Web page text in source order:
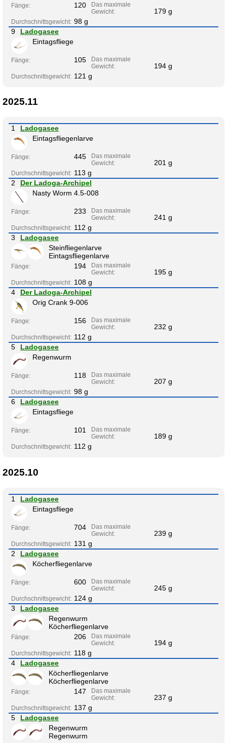
Fänge: 120
Das maximale
Gewicht:
179 g
Durchschnittsgewicht: 98 g
9
Ladogasee
Eintagsfliege
Fänge: 105
Das maximale
Gewicht:
194 g
Durchschnittsgewicht: 121 g
2025.11
1
Ladogasee
Eintagsfliegenlarve
Fänge: 445
Das maximale
Gewicht:
201 g
Durchschnittsgewicht: 113 g
2
Der Ladoga-Archipel
Nasty Worm 4.5-008
Fänge: 233
Das maximale
Gewicht:
241 g
Durchschnittsgewicht: 112 g
3
Ladogasee
Steinfliegenlarve
Eintagsfliegenlarve
Fänge: 194
Das maximale
Gewicht:
195 g
Durchschnittsgewicht: 108 g
4
Der Ladoga-Archipel
Orig Crank 9-006
Fänge: 156
Das maximale
Gewicht:
232 g
Durchschnittsgewicht: 112 g
5
Ladogasee
Regenwurm
Fänge: 118
Das maximale
Gewicht:
207 g
Durchschnittsgewicht: 98 g
6
Ladogasee
Eintagsfliege
Fänge: 101
Das maximale
Gewicht:
189 g
Durchschnittsgewicht: 112 g
2025.10
1
Ladogasee
Eintagsfliege
Fänge: 704
Das maximale
Gewicht:
239 g
Durchschnittsgewicht: 131 g
2
Ladogasee
Köcherfliegenlarve
Fänge: 600
Das maximale
Gewicht:
245 g
Durchschnittsgewicht: 124 g
3
Ladogasee
Regenwurm
Köcherfliegenlarve
Fänge: 206
Das maximale
Gewicht:
194 g
Durchschnittsgewicht: 118 g
4
Ladogasee
Köcherfliegenlarve
Köcherfliegenlarve
Fänge: 147
Das maximale
Gewicht:
237 g
Durchschnittsgewicht: 137 g
5
Ladogasee
Regenwurm
Regenwurm